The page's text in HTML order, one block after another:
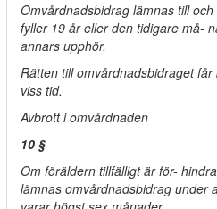
Omvårdnadsbidrag lämnas till
fyller 19 år eller den tidigare må-
annars upphör.
Rätten till omvårdnadsbidraget
viss tid.
Avbrott i omvårdnaden
10 §
Om föräldern tillfälligt är för-
lämnas omvårdnadsbidrag under